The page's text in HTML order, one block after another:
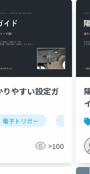
やすい設定ガ
電子トリガー
>100